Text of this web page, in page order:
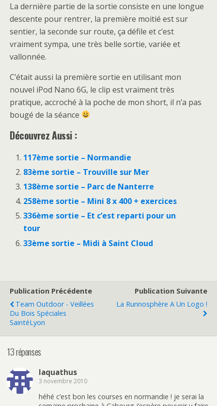
La dernière partie de la sortie consiste en une longue
descente pour rentrer, la première moitié est sur
sentier, la seconde sur route, ça défile et c’est
vraiment sympa, une très belle sortie, variée et
vallonnée.
C’était aussi la première sortie en utilisant mon
nouvel iPod Nano 6G, le clip est vraiment très
pratique, accroché à la poche de mon short, il n’a pas
bougé de la séance
Découvrez Aussi :
117ème sortie – Normandie
83ème sortie – Trouville sur Mer
138ème sortie – Parc de Nanterre
258ème sortie – Mini 8 x 400 + exercices
336ème sortie – Et c’est reparti pour un
tour
33ème sortie – Midi à Saint Cloud
Publication Précédente
Team Outdoor - Veillées
Du Bois Spéciales
SaintéLyon
Publication Suivante
La Runnosphère A Un Logo !
13 réponses
laquathus
3 novembre 2010
héhé c’est bon les courses en normandie ! je serai la